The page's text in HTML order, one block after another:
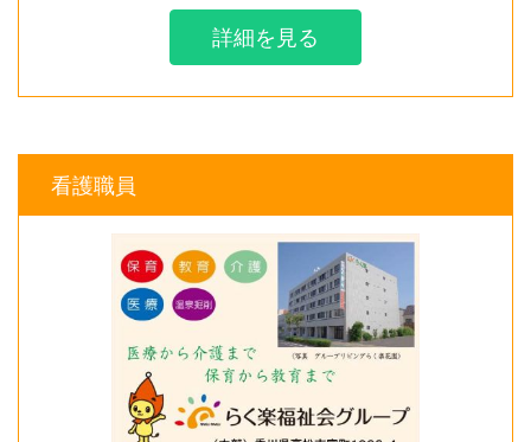
・特別手当 30,000円～ 40,000円
※資格と実務経験に応じた賃金となります。
・夜勤手当 5,000円～/回
詳細を見る
看護職員